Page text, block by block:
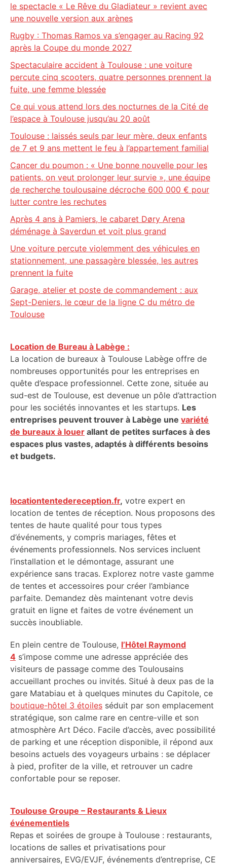
le spectacle « Le Rêve du Gladiateur » revient avec
une nouvelle version aux arènes
Rugby : Thomas Ramos va s’engager au Racing 92
après la Coupe du monde 2027
Spectaculaire accident à Toulouse : une voiture
percute cinq scooters, quatre personnes prennent la
fuite, une femme blessée
Ce qui vous attend lors des nocturnes de la Cité de
l’espace à Toulouse jusqu’au 20 août
Toulouse : laissés seuls par leur mère, deux enfants
de 7 et 9 ans mettent le feu à l’appartement familial
Cancer du poumon : « Une bonne nouvelle pour les
patients, on veut prolonger leur survie », une équipe
de recherche toulousaine décroche 600 000 € pour
lutter contre les rechutes
Après 4 ans à Pamiers, le cabaret Døry Arena
déménage à Saverdun et voit plus grand
Une voiture percute violemment des véhicules en
stationnement, une passagère blessée, les autres
prennent la fuite
Garage, atelier et poste de commandement : aux
Sept-Deniers, le cœur de la ligne C du métro de
Toulouse
Location de Bureau à Labège :
La location de bureaux à Toulouse Labège offre de
nombreuses opportunités pour les entreprises en
quête d’espace professionnel. Cette zone, située au
sud-est de Toulouse, est devenue un pôle d’attraction
pour les sociétés innovantes et les startups. Les
entreprises peuvent trouver à Labège une variété
de bureaux à louer allant de petites surfaces à des
espaces plus vastes, adaptés à différents besoins
et budgets.
locationtentedereception.fr, votre expert en
location de tentes de réception. Nous proposons des
tentes de haute qualité pour tous types
d’événements, y compris mariages, fêtes et
événements professionnels. Nos services incluent
l’installation et le démontage, assurant une
expérience sans tracas. Explorez notre vaste gamme
de tentes et accessoires pour créer l’ambiance
parfaite. Demandez dès maintenant votre devis
gratuit en ligne et faites de votre événement un
succès inoubliable.
En plein centre de Toulouse, l’Hôtel Raymond
4 s’impose comme une adresse appréciée des
visiteurs de passage comme des Toulousains
accueillant proches ou invités. Situé à deux pas de la
gare Matabiau et à quelques minutes du Capitole, ce
boutique-hôtel 3 étoiles séduit par son emplacement
stratégique, son calme rare en centre-ville et son
atmosphère Art Déco. Facile d’accès, avec possibilité
de parking et une réception disponible, il répond aux
besoins actuels des voyageurs urbains : se déplacer
à pied, profiter de la ville, et retrouver un cadre
confortable pour se reposer.
Toulouse Groupe – Restaurants & Lieux
événementiels
Repas et soirées de groupe à Toulouse : restaurants,
locations de salles et privatisations pour
anniversaires, EVG/EVJF, événements d’entreprise, CE